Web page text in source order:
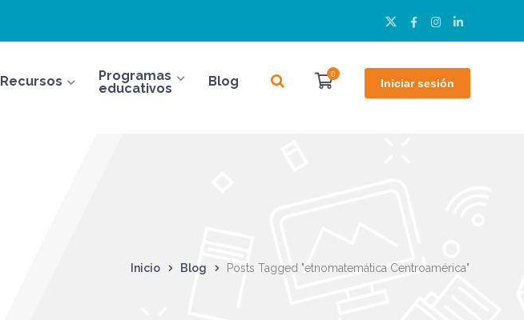
Twitter
Perfil
Facebook
Perfil
Instagram
Perfil
LinkedIn
Perfil
Iniciar sesión
0
Recursos
Programas
educativos
Blog
Inicio Blog Posts Tagged "etnomatemática Centroamérica"